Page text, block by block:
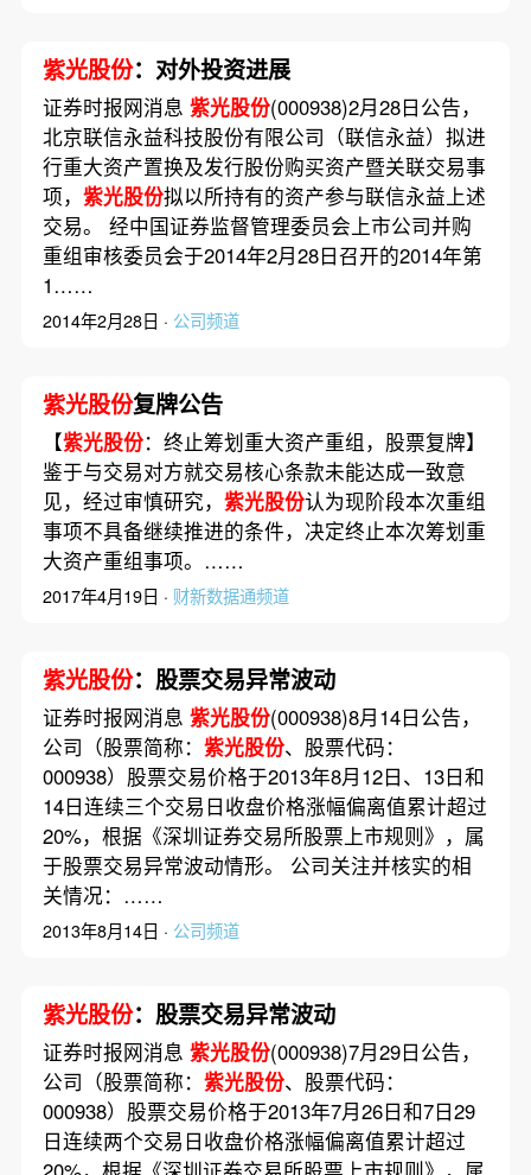
紫光股份：对外投资进展
证券时报网消息 紫光股份(000938)2月28日公告，
北京联信永益科技股份有限公司（联信永益）拟进
行重大资产置换及发行股份购买资产暨关联交易事
项， 紫光股份拟以所持有的资产参与联信永益上述
交易。 经中国证券监督管理委员会上市公司并购
重组审核委员会于2014年2月28日召开的2014年第
1……
2014年2月28日 · 公司频道
紫光股份复牌公告
【紫光股份：终止筹划重大资产重组，股票复牌】
鉴于与交易对方就交易核心条款未能达成一致意
见，经过审慎研究， 紫光股份认为现阶段本次重组
事项不具备继续推进的条件，决定终止本次筹划重
大资产重组事项。……
2017年4月19日 · 财新数据通频道
紫光股份：股票交易异常波动
证券时报网消息 紫光股份(000938)8月14日公告，
公司（股票简称： 紫光股份、股票代码：
000938）股票交易价格于2013年8月12日、13日和
14日连续三个交易日收盘价格涨幅偏离值累计超过
20%，根据《深圳证券交易所股票上市规则》，属
于股票交易异常波动情形。 公司关注并核实的相
关情况：……
2013年8月14日 · 公司频道
紫光股份：股票交易异常波动
证券时报网消息 紫光股份(000938)7月29日公告，
公司（股票简称： 紫光股份、股票代码：
000938）股票交易价格于2013年7月26日和7日29
日连续两个交易日收盘价格涨幅偏离值累计超过